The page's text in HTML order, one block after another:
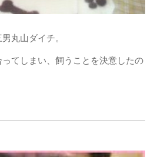
丸山ダイチ。
てしまい、飼うことを決意したの